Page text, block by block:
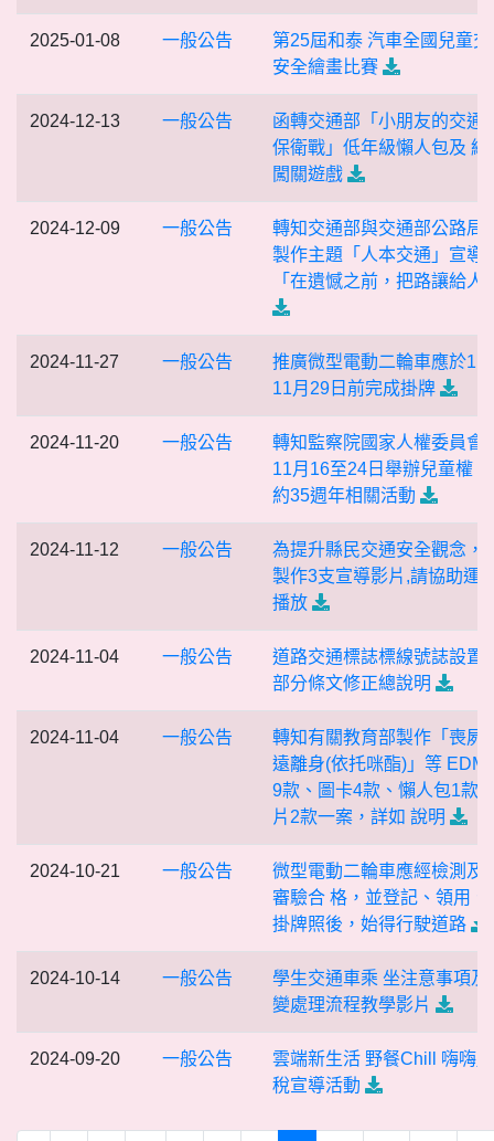
2025-01-08 一般公告
第25屆和泰 汽車全國兒童交
安全繪畫比賽
2024-12-13 一般公告
函轉交通部「小朋友的交通
保衛戰」低年級懶人包及 線
闖關遊戲
2024-12-09 一般公告
轉知交通部與交通部公路局
製作主題「人本交通」宣導
「在遺憾之前，把路讓給人
2024-11-27 一般公告
推廣微型電動二輪車應於
11月29日前完成掛牌
2024-11-20 一般公告
轉知監察院國家人權委員會
11月16至24日舉辦兒童權
約35週年相關活動
2024-11-12 一般公告
為提升縣民交通安全觀念，
製作3支宣導影片,請協助運
播放
2024-11-04 一般公告
道路交通標誌標線號誌設置
部分條文修正總說明
2024-11-04 一般公告
轉知有關教育部製作「喪屍
遠離身(依托咪酯)」等 EDM
9款、圖卡4款、懶人包1款
片2款一案，詳如 說明
2024-10-21 一般公告
微型電動二輪車應經檢測及
審驗合 格，並登記、領用、
掛牌照後，始得行駛道路
2024-10-14 一般公告
學生交通車乘 坐注意事項及
變處理流程教學影片
2024-09-20 一般公告
雲端新生活 野餐Chill 嗨嗨
稅宣導活動